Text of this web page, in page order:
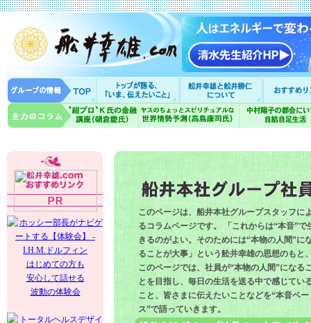
はじめての方も
安心して話せる
波動の体験会
このページは、船井本社グループスタッフに
るコラムページです。 「これからは“本音”で
きるのがよい。そのためには“本物の人間”に
ることが大事」という舩井幸雄の思想のもと
このページでは、社員が“本物の人間”になる
とを目指し、毎日の生活を送る中で感じてい
こと、皆さまに伝えたいことなどを“本音ベー
ス”で語っていきます。